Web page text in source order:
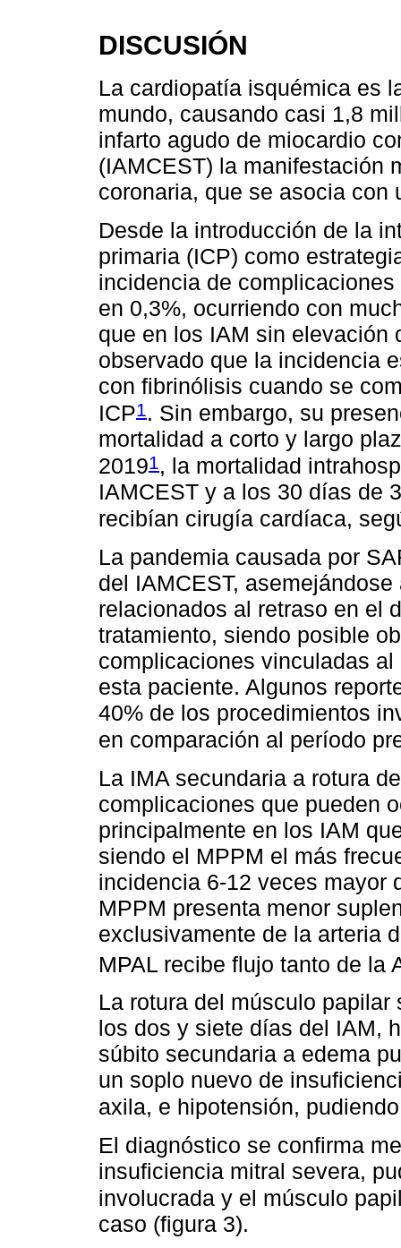
DISCUSIÓN
La cardiopatía isquémica es
mundo, causando casi 1,8
infarto agudo de miocardio
(IAMCEST) la manifestación
coronaria, que se asocia con
Desde la introducción de la
primaria (ICP) como
incidencia de
en 0,3%, ocurriendo con
que en los IAM sin elevación
observado que la incidencia
con fibrinólisis cuando se
ICP1 . Sin embargo, su
mortalidad a corto y largo
20191, la mortalidad
IAMCEST y a los 30 días de
recibían cirugía cardíaca,
La pandemia causada por
del IAMCEST,
relacionados al retraso en el
tratamiento, siendo posible
complicaciones vinculadas
esta paciente. Algunos
40% de los procedimientos
en comparación al período
La IMA secundaria a rotura
complicaciones que pueden
principalmente en los IAM
siendo el MPPM el más
incidencia 6-12 veces mayor
MPPM presenta menor
exclusivamente de la arteria
MPAL recibe flujo tanto de la
La rotura del músculo
los dos y siete días del IAM,
súbito secundaria a edema
un soplo nuevo de
axila, e hipotensión,
El diagnóstico se confirma
insuficiencia mitral severa,
involucrada y el músculo
caso (figura 3).